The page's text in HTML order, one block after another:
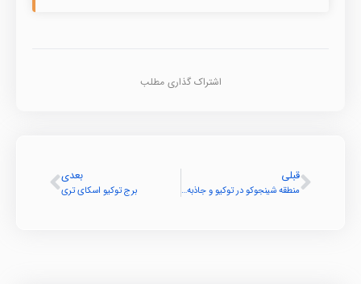
اشتراک گذاری مطلب
قبلی
منطقه شینجوکو در توکیو و جاذبه های آن
بعدی
برج توکیو اسکای تری